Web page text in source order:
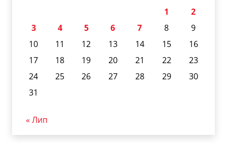
1
2
3
4 5 6 7 8
9
10
11 12 13 14 15
16
17
18 19 20 21 22
23
24
25 26 27 28 29
30
31
« Лип